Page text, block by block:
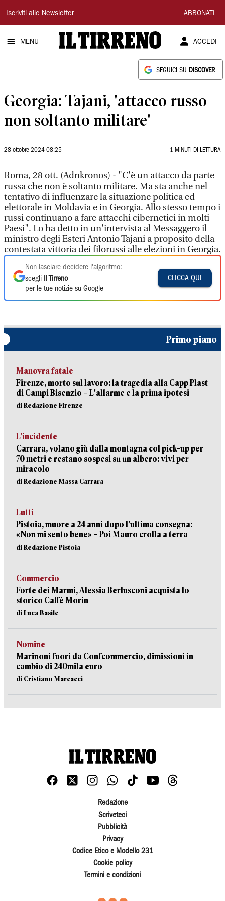
Il
Tirreno
Iscriviti alle Newsletter ABBONATI
MENU ACCEDI
SEGUICI SU DISCOVER
Georgia: Tajani, 'attacco russo
non soltanto militare'
28 ottobre 2024 08:25 1 MINUTI DI LETTURA
Roma, 28 ott. (Adnkronos) - "C'è un attacco da parte
russa che non è soltanto militare. Ma sta anche nel
tentativo di influenzare la situazione politica ed
elettorale in Moldavia e in Georgia. Allo stesso tempo i
russi continuano a fare attacchi cibernetici in molti
Paesi". Lo ha detto in un'intervista al Messaggero il
ministro degli Esteri Antonio Tajani a proposito della
contestata vittoria dei filorussi alle elezioni in Georgia.
Non lasciare decidere l'algoritmo:
scegli
Il Tirreno
per le tue notizie su Google
CLICCA QUI
Primo piano
Manovra fatale
Firenze, morto sul lavoro: la tragedia alla Capp Plast
di Campi Bisenzio – L'allarme e la prima ipotesi
di Redazione Firenze
L’incidente
Carrara, volano giù dalla montagna col pick-up per
70 metri e restano sospesi su un albero: vivi per
miracolo
di Redazione Massa Carrara
Lutti
Pistoia, muore a 24 anni dopo l’ultima consegna:
«Non mi sento bene» – Poi Mauro crolla a terra
di Redazione Pistoia
Commercio
Forte dei Marmi, Alessia Berlusconi acquista lo
storico Caffè Morin
di Luca Basile
Nomine
Marinoni fuori da Confcommercio, dimissioni in
cambio di 240mila euro
di Cristiano Marcacci
Redazione
Scriveteci
Pubblicità
Privacy
Codice Etico e Modello 231
Cookie policy
Termini e condizioni